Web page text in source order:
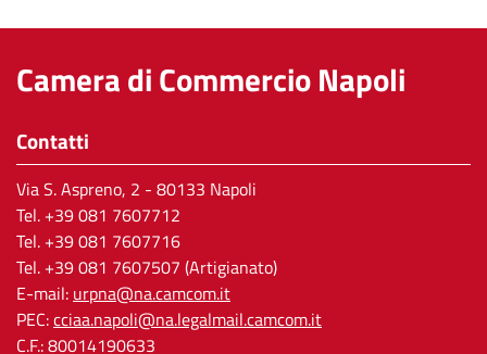
Camera di Commercio Napoli
Contatti
Via S. Aspreno, 2 - 80133 Napoli
Tel. +39 081 7607712
Tel. +39 081 7607716
Tel. +39 081 7607507 (Artigianato)
E-mail: urpna@na.camcom.it
PEC:cciaa.napoli@na.legalmail.camcom.it
C.F.: 80014190633